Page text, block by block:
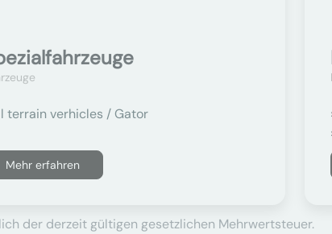
terrain verhicles / Gator
Mehr erfahren
der derzeit gültigen gesetzlichen Mehrwertsteuer.